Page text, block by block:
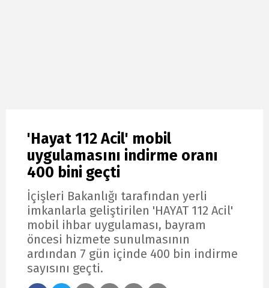
'Hayat 112 Acil' mobil
uygulamasını indirme oranı
400 bini geçti
İçişleri Bakanlığı tarafından yerli
imkanlarla geliştirilen 'HAYAT 112 Acil'
mobil ihbar uygulaması, bayram
öncesi hizmete sunulmasının
ardından 7 gün içinde 400 bin indirme
sayısını geçti.